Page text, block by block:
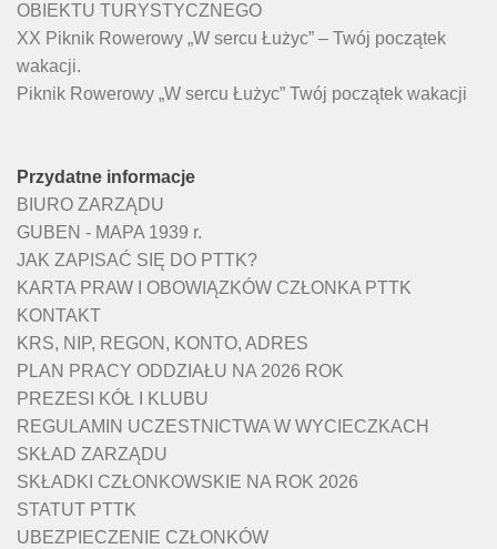
OBIEKTU TURYSTYCZNEGO
XX Piknik Rowerowy „W sercu Łużyc” – Twój początek
wakacji.
Piknik Rowerowy „W sercu Łużyc” Twój początek wakacji
Przydatne informacje
BIURO ZARZĄDU
GUBEN - MAPA 1939 r.
JAK ZAPISAĆ SIĘ DO PTTK?
KARTA PRAW I OBOWIĄZKÓW CZŁONKA PTTK
KONTAKT
KRS, NIP, REGON, KONTO, ADRES
PLAN PRACY ODDZIAŁU NA 2026 ROK
PREZESI KÓŁ I KLUBU
REGULAMIN UCZESTNICTWA W WYCIECZKACH
SKŁAD ZARZĄDU
SKŁADKI CZŁONKOWSKIE NA ROK 2026
STATUT PTTK
UBEZPIECZENIE CZŁONKÓW